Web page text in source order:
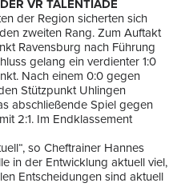
VR TALENTIADE
der Region sicherten sich
zweiten Rang. Zum Auftakt
Ravensburg nach Führung
gelang ein verdienter 1:0
Nach einem 0:0 gegen
Stützpunkt Uhlingen
abschließende Spiel gegen
2:1. Im Endklassement
so Cheftrainer Hannes
in der Entwicklung aktuell viel,
Entscheidungen sind aktuell